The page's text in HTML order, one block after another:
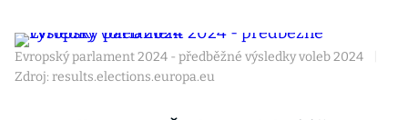
Evropský parlament 2024 - předběžné výsledky voleb 2024
Zdroj: results.elections.europa.eu